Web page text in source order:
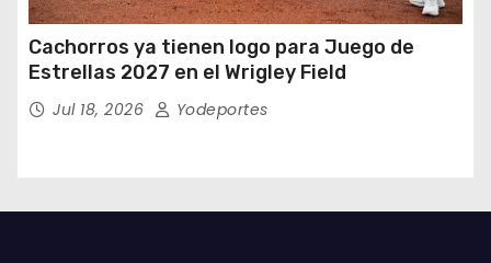
Cachorros ya tienen logo para Juego de
Estrellas 2027 en el Wrigley Field
Jul 18, 2026 Yodeportes